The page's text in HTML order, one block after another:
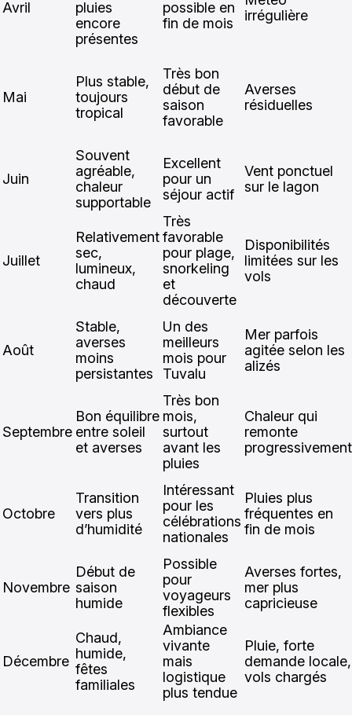
Avril
pluies
encore
présentes
possible en
fin de mois
irrégulière
Mai
Plus stable,
toujours
tropical
Très bon
début de
saison
favorable
Averses
résiduelles
Juin
Souvent
agréable,
chaleur
supportable
Excellent
pour un
séjour actif
Vent ponctuel
sur le lagon
Juillet
Relativement
sec,
lumineux,
chaud
Très
favorable
pour plage,
snorkeling
et
découverte
Disponibilités
limitées sur les
vols
Août
Stable,
averses
moins
persistantes
Un des
meilleurs
mois pour
Tuvalu
Mer parfois
agitée selon les
alizés
Septembre
Bon équilibre
entre soleil
et averses
Très bon
mois,
surtout
avant les
pluies
Chaleur qui
remonte
progressivement
Octobre
Transition
vers plus
d’humidité
Intéressant
pour les
célébrations
nationales
Pluies plus
fréquentes en
fin de mois
Novembre
Début de
saison
humide
Possible
pour
voyageurs
flexibles
Averses fortes,
mer plus
capricieuse
Décembre
Chaud,
humide,
fêtes
familiales
Ambiance
vivante
mais
logistique
plus tendue
Pluie, forte
demande locale,
vols chargés